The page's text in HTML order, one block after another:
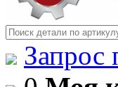
Запрос